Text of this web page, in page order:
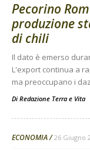
Pecorino
produzione
di chili
Il dato è emerso
L'export continua a
ma preoccupano i
Di Redazione Terra e Vita
ECONOMIA 26 Giugno